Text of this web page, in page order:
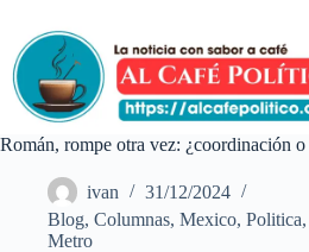
contenido
Román, rompe otra vez: ¿coordinación
ivan
31/12/2024
Blog, Columnas, Mexico, Politica,
Metro